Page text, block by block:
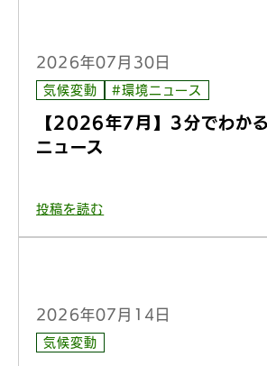
2026年07月30日
気候変動 #環境ニュース
【2026年7月】3分でわか
ニュース
投稿を読む
2026年07月14日
気候変動